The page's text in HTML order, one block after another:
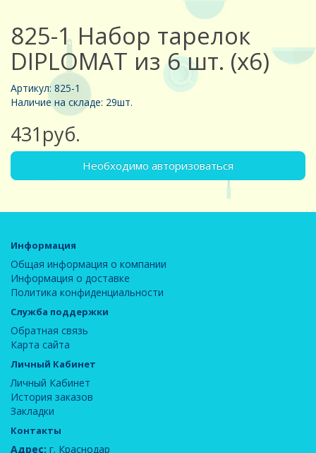
825-1 Набор тарелок
DIPLOMAT из 6 шт. (х6)
Артикул: 825-1
Наличие на складе: 29шт.
431руб.
Необходимо авторизоваться
Информация
Общая информация о компании
Информация о доставке
Политика конфиденциальности
Служба поддержки
Обратная связь
Карта сайта
Личный Кабинет
Личный Кабинет
История заказов
Закладки
Контакты
Адрес: г. Краснодар